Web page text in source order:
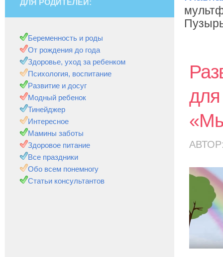
ДЛЯ РОДИТЕЛЕЙ:
Беременность и роды
От рождения до года
Здоровье, уход за ребенком
Психология, воспитание
Развитие и досуг
Модный ребенок
Тинейджер
Интересное
Мамины заботы
Здоровое питание
Все праздники
Обо всем понемногу
Статьи консультантов